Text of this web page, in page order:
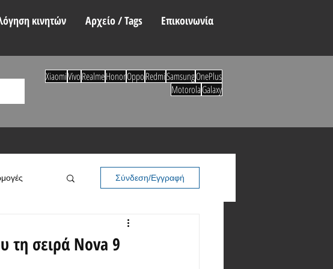
κινητών Αρχείο / Tags Επικοινωνία
Σύνδεση/Εγγραφή
τη σειρά Nova 9
XiaomiVivoRealmeHonorOppoRedmiSamsungOnePlus
MotorolaGalaxy